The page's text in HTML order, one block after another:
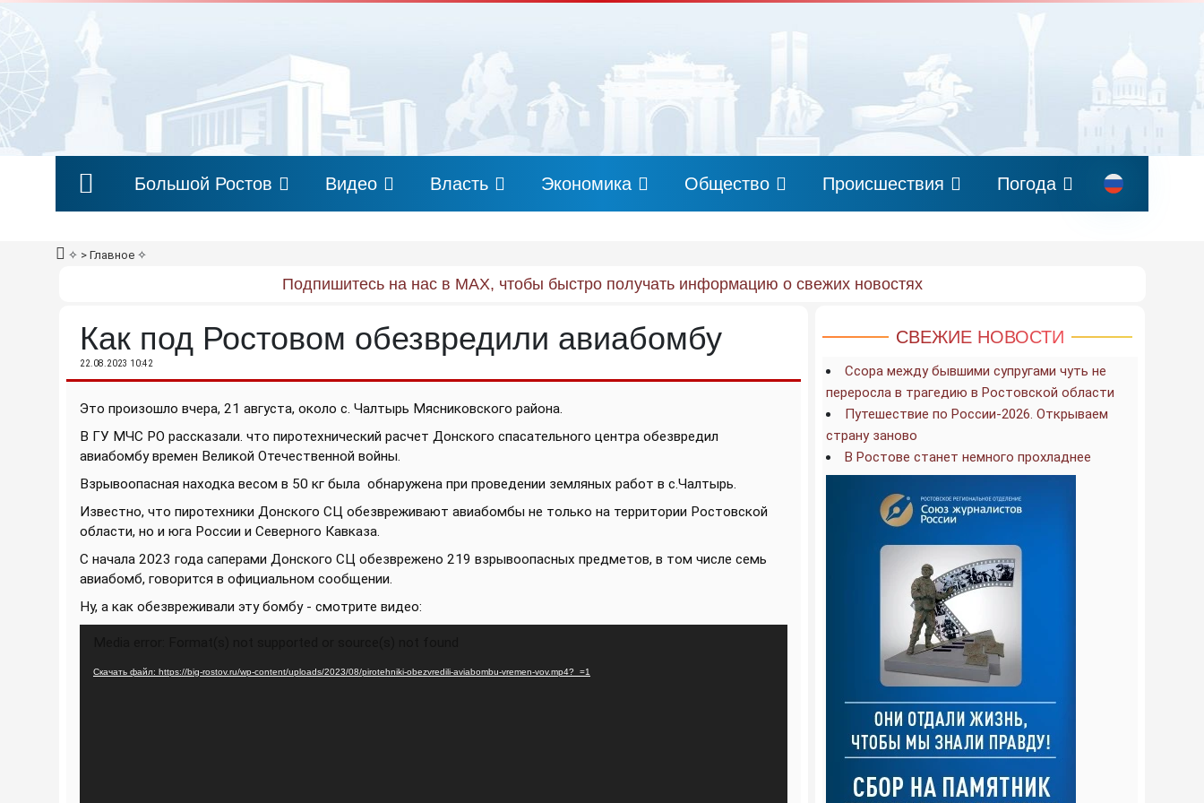
Большой Ростов Видео Власть Экономика Общество Происшествия Погода
✧ > Главное ✧
Подпишитесь на нас в MAX, чтобы быстро получать информацию о свежих новостях
Как под Ростовом обезвредили авиабомбу
22.08.2023 10:42
Это произошло вчера, 21 августа, около с. Чалтырь Мясниковского района.
В ГУ МЧС РО рассказали. что пиротехнический расчет Донского спасательного центра обезвредил
авиабомбу времен Великой Отечественной войны.
Взрывоопасная находка весом в 50 кг была обнаружена при проведении земляных работ в с.Чалтырь.
Известно, что пиротехники Донского СЦ обезвреживают авиабомбы не только на территории Ростовской
области, но и юга России и Северного Кавказа.
С начала 2023 года саперами Донского СЦ обезврежено 219 взрывоопасных предметов, в том числе семь
авиабомб, говорится в официальном сообщении.
Ну, а как обезвреживали эту бомбу - смотрите видео:
Скачать файл: https://big-rostov.ru/wp-content/uploads/2023/08/pirotehniki-obezvredili-aviabombu-vremen-vov.mp4?_=1
СВЕЖИЕ НОВОСТИ
Ссора между бывшими супругами чуть не
переросла в трагедию в Ростовской области
Путешествие по России-2026. Открываем
страну заново
В Ростове станет немного прохладнее